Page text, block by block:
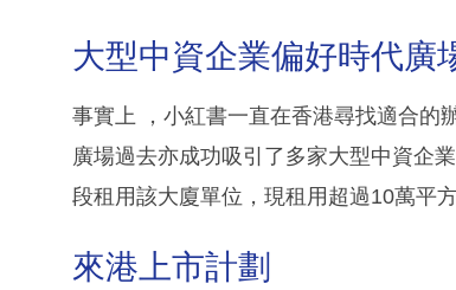
大型中資企業偏好時代廣
事實上 ，小紅書一直在香港尋找適合的
廣場過去亦成功吸引了多家大型中資企
段租用該大廈單位，現租用超過10萬平
來港上市計劃